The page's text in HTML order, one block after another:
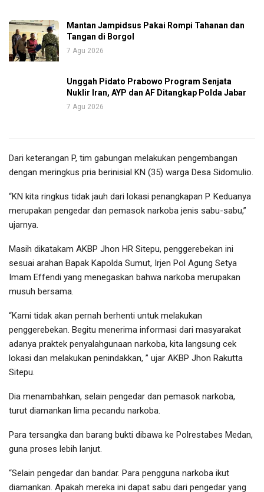
Mantan Jampidsus Pakai Rompi Tahanan dan
Tangan di Borgol
7 Agu 2026
Unggah Pidato Prabowo Program Senjata
Nuklir Iran, AYP dan AF Ditangkap Polda Jabar
7 Agu 2026
Dari keterangan P, tim gabungan melakukan pengembangan
dengan meringkus pria berinisial KN (35) warga Desa Sidomulio.
“KN kita ringkus tidak jauh dari lokasi penangkapan P. Keduanya
merupakan pengedar dan pemasok narkoba jenis sabu-sabu,”
ujarnya.
Masih dikatakam AKBP Jhon HR Sitepu, penggerebekan ini
sesuai arahan Bapak Kapolda Sumut, Irjen Pol Agung Setya
Imam Effendi yang menegaskan bahwa narkoba merupakan
musuh bersama.
“Kami tidak akan pernah berhenti untuk melakukan
penggerebekan. Begitu menerima informasi dari masyarakat
adanya praktek penyalahgunaan narkoba, kita langsung cek
lokasi dan melakukan penindakkan, ” ujar AKBP Jhon Rakutta
Sitepu.
Dia menambahkan, selain pengedar dan pemasok narkoba,
turut diamankan lima pecandu narkoba.
Para tersangka dan barang bukti dibawa ke Polrestabes Medan,
guna proses lebih lanjut.
“Selain pengedar dan bandar. Para pengguna narkoba ikut
diamankan. Apakah mereka ini dapat sabu dari pengedar yang